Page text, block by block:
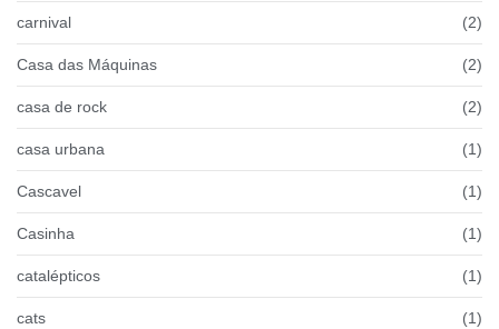
carnival (2)
Casa das Máquinas (2)
casa de rock (2)
casa urbana (1)
Cascavel (1)
Casinha (1)
catalépticos (1)
cats (1)